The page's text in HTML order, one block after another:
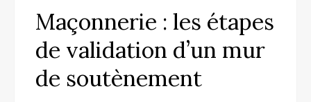
Maçonnerie : les étapes
de validation d’un mur
de soutènement